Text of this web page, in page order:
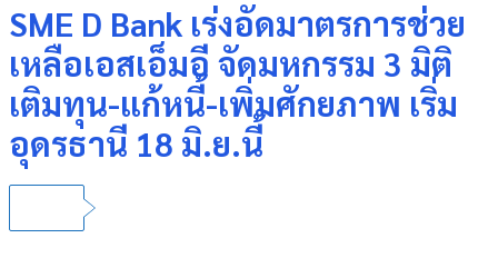
SME D Bank เร่งอัดมาตรการช่วย
เหลือเอสเอ็มอี จัดมหกรรม 3 มิติ
เติมทุน-แก้หนี้-เพิ่มศักยภาพ เริ่ม
อุดรธานี 18 มิ.ย.นี้